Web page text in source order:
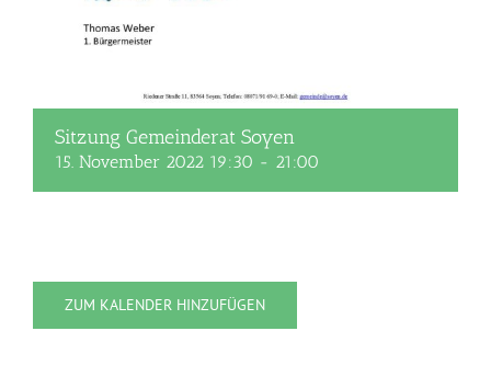
Sitzung Gemeinderat Soyen
15. November 2022 19:30 - 21:00
ZUM KALENDER HINZUFÜGEN